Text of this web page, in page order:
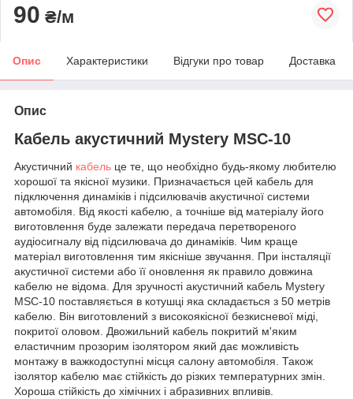
90 ₴/м
Опис Характеристики Відгуки про товар Доставка
Опис
Кабель акустичний Mystery MSC-10
Акустичний кабель це те, що необхідно будь-якому любителю
хорошої та якісної музики. Призначається цей кабель для
підключення динаміків і підсилювачів акустичної системи
автомобіля. Від якості кабелю, а точніше від матеріалу його
виготовлення буде залежати передача перетвореного
аудіосигналу від підсилювача до динаміків. Чим краще
матеріал виготовлення тим якісніше звучання. При інсталяції
акустичної системи або її оновлення як правило довжина
кабелю не відома. Для зручності акустичний кабель Mystery
MSC-10 поставляється в котушці яка складається з 50 метрів
кабелю. Він виготовлений з високоякісної безкисневої міді,
покритої оловом. Двожильний кабель покритий м'яким
еластичним прозорим ізолятором який дає можливість
монтажу в важкодоступні місця салону автомобіля. Також
ізолятор кабелю має стійкість до різких температурних змін.
Хороша стійкість до хімічних і абразивних впливів.